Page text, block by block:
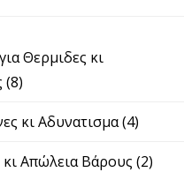
Θερμιδες κι
(8)
κι Αδυνατισμα(4)
Απώλεια Βάρους (2)